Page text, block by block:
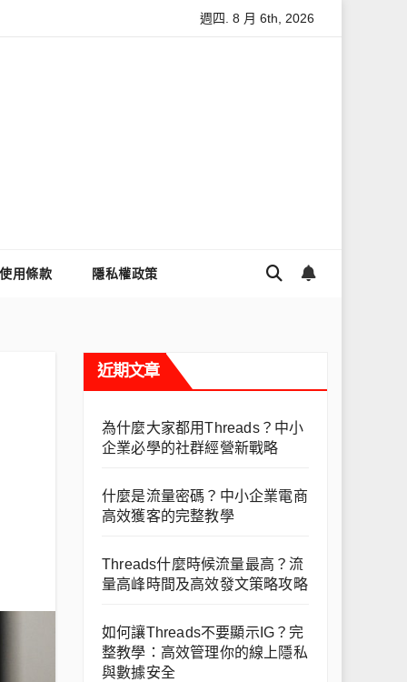
怎麼讓Threads流量變多？高效提升流量的完整教學
週四. 8 月 6th, 2026
使用條款 隱私權政策
近期文章
為什麼大家都用Threads？中小
企業必學的社群經營新戰略
什麼是流量密碼？中小企業電商
高效獲客的完整教學
Threads什麼時候流量最高？流
量高峰時間及高效發文策略攻略
如何讓Threads不要顯示IG？完
整教學：高效管理你的線上隱私
與數據安全